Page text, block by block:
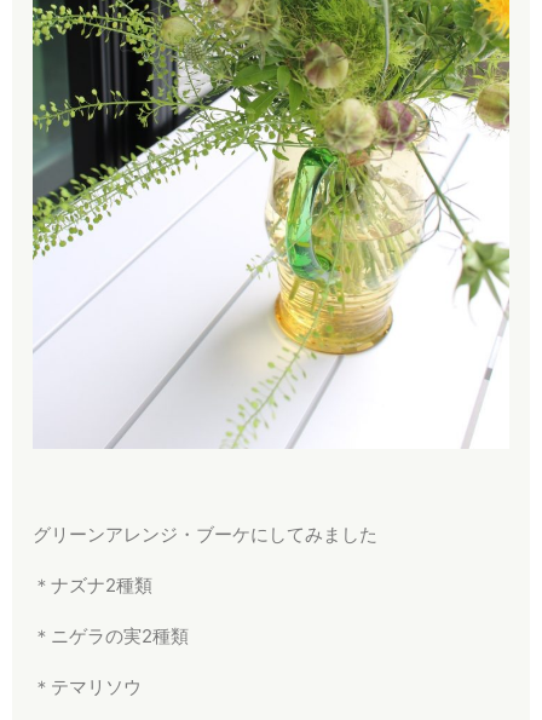
グリーンアレンジ・ブーケにしてみました
＊ナズナ2種類
＊ニゲラの実2種類
＊テマリソウ